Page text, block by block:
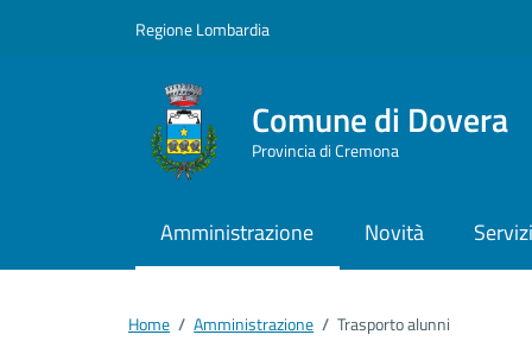
Regione Lombardia
Comune di Dovera
Provincia di Cremona
Amministrazione Novità
Home / Amministrazione / Trasporto alunni